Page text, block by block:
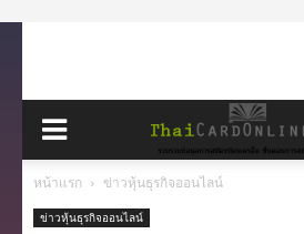
หน้าแรก ข่าวหุ้นธุรกิจออนไลน์
ข่าวหุ้นธุรกิจออนไลน์